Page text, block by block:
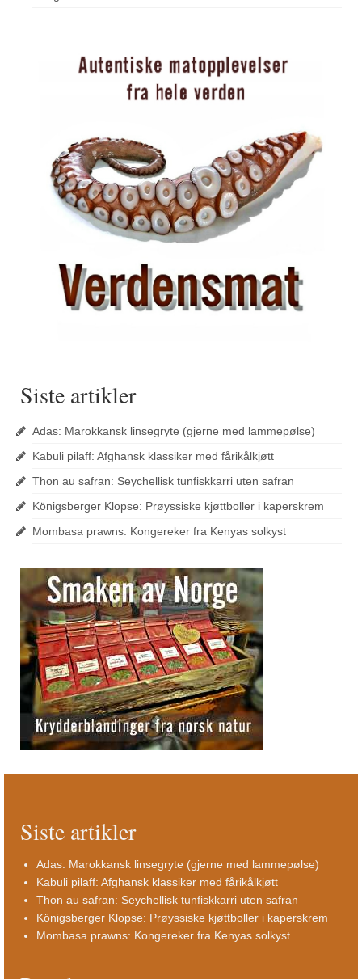
Siste artikler
Adas: Marokkansk linsegryte (gjerne med lammepølse)
Kabuli pilaff: Afghansk klassiker med fårikålkjøtt
Thon au safran: Seychellisk tunfiskkarri uten safran
Königsberger Klopse: Prøyssiske kjøttboller i kaperskrem
Mombasa prawns: Kongereker fra Kenyas solkyst
Siste artikler
Adas: Marokkansk linsegryte (gjerne med lammepølse)
Kabuli pilaff: Afghansk klassiker med fårikålkjøtt
Thon au safran: Seychellisk tunfiskkarri uten safran
Königsberger Klopse: Prøyssiske kjøttboller i kaperskrem
Mombasa prawns: Kongereker fra Kenyas solkyst